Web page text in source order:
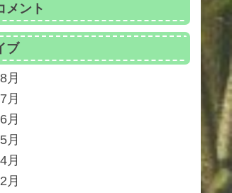
メント
ブ
月
月
月
月
月
月